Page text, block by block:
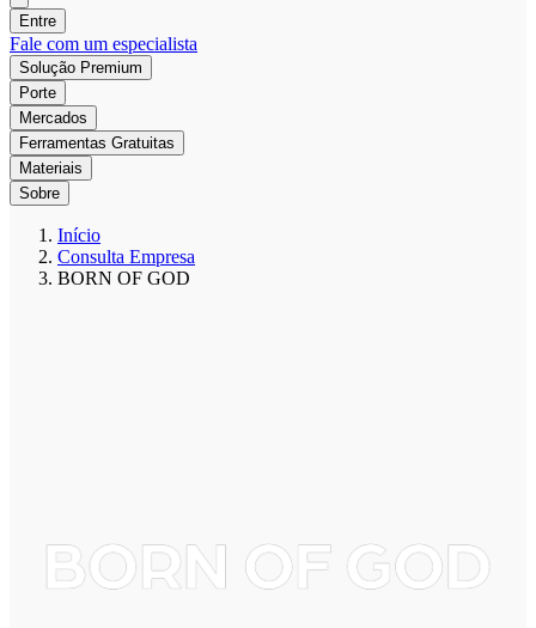
Entre
Fale com um especialista
Solução Premium
Porte
Mercados
Ferramentas Gratuitas
Materiais
Sobre
Início
Consulta Empresa
BORN OF GOD